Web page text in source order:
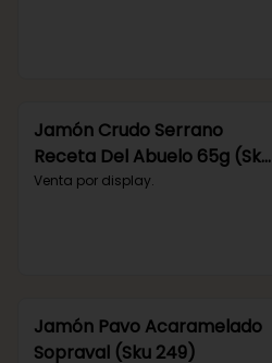
Jamón Crudo Serrano
Receta Del Abuelo 65g (Sku
219)
Venta por display.
Jamón Pavo Acaramelado
Sopraval (Sku 249)